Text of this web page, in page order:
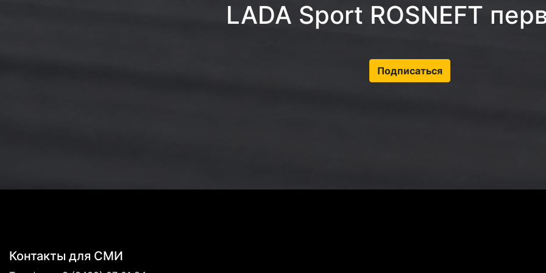
LADA Sport ROSNEFT
Подписаться
Контакты для СМИ